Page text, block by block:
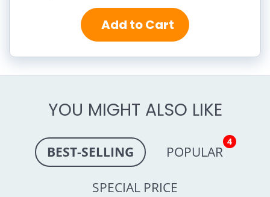
Add to Cart
YOU MIGHT ALSO LIKE
BEST-SELLING POPULAR
4
SPECIAL PRICE